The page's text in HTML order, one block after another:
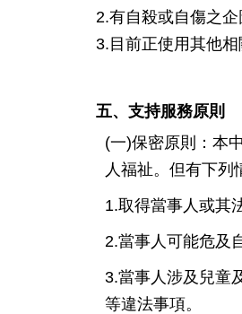
2.有自殺或自傷之企
3.目前正使用其他相
五、支持服務原則
(一)保密原則：本
人福祉。但有下列
1.取得當事人或其
2.當事人可能危及
3.當事人涉及兒童
等違法事項。